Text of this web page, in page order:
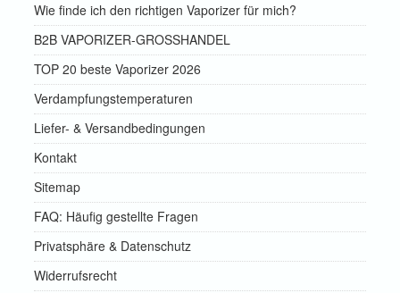
Wie finde ich den richtigen Vaporizer für mich?
B2B VAPORIZER-GROSSHANDEL
TOP 20 beste Vaporizer 2026
Verdampfungstemperaturen
Liefer- & Versandbedingungen
Kontakt
Sitemap
FAQ: Häufig gestellte Fragen
Privatsphäre & Datenschutz
Widerrufsrecht